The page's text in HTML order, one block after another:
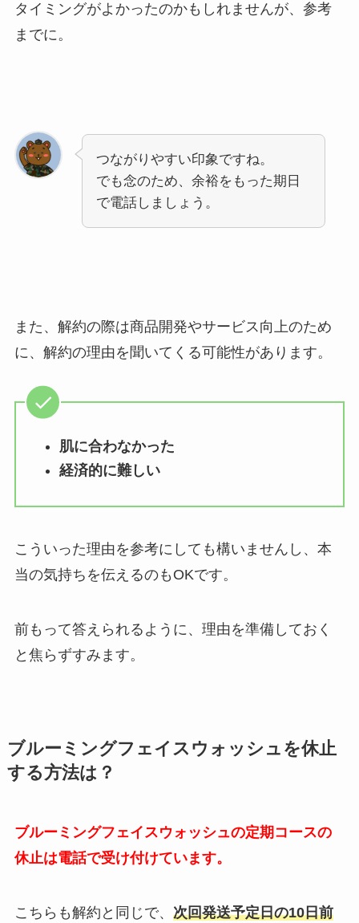
タイミングがよかったのかもしれませんが、参考
までに。
つながりやすい印象ですね。
でも念のため、余裕をもった期日
で電話しましょう。
また、解約の際は商品開発やサービス向上のため
に、解約の理由を聞いてくる可能性があります。
肌に合わなかった
経済的に難しい
こういった理由を参考にしても構いませんし、本
当の気持ちを伝えるのもOKです。
前もって答えられるように、理由を準備しておく
と焦らずすみます。
ブルーミングフェイスウォッシュ を休止
する方法は？
ブルーミングフェイスウォッシュの定期コースの
休止は電話で受け付けています。
こちらも解約と同じで、 次回発送予定日の10日前